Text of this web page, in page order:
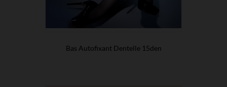
Bas Autofixant Dentelle 15den